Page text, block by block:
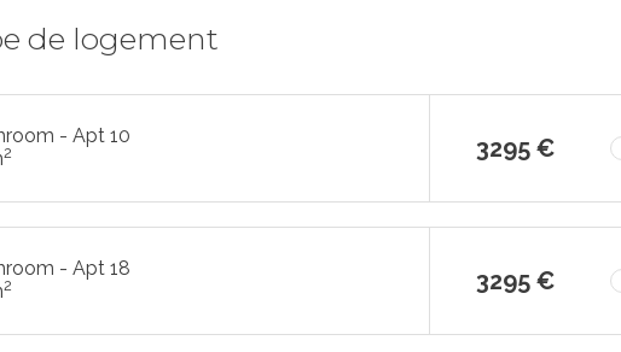
de logement
- Apt 10
2 3295 €
- Apt 18
2 3295 €